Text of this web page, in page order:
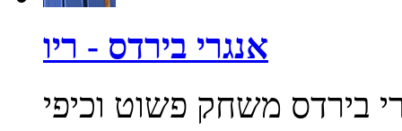
אנגרי בירדס - ריו